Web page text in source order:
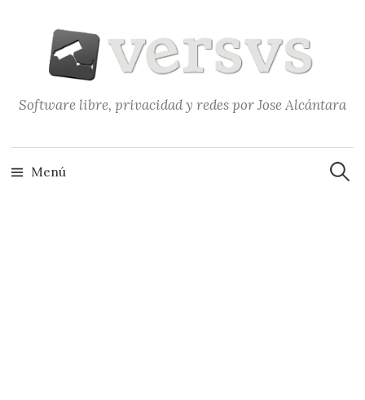
contenido
Software libre, privacidad y redes por Jose Alcántara
Menú